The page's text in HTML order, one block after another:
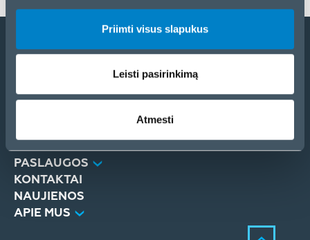
Priimti visus slapukus
Leisti pasirinkimą
Atmesti
Katalogas
SPRENDIMAI
PASLAUGOS
KONTAKTAI
NAUJIENOS
APIE MUS